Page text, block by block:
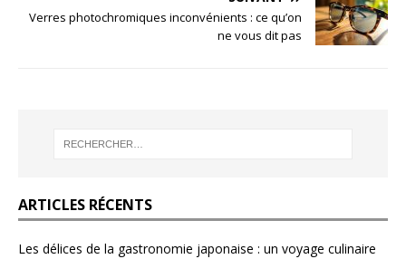
Verres photochromiques inconvénients : ce qu’on
ne vous dit pas
ARTICLES RÉCENTS
Les délices de la gastronomie japonaise : un voyage culinaire